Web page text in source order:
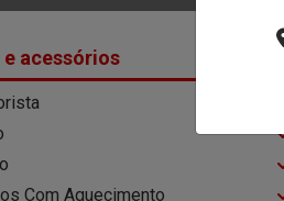
acessórios
Com Aquecimento